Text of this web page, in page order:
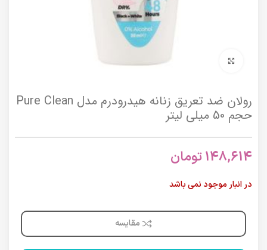
برای بزرگنمایی کلیک کنید
رولان ضد تعریق زنانه هیدرودرم مدل Pure Clean
حجم 50 میلی لیتر
148,614تومان
در انبار موجود نمی باشد
مقایسه